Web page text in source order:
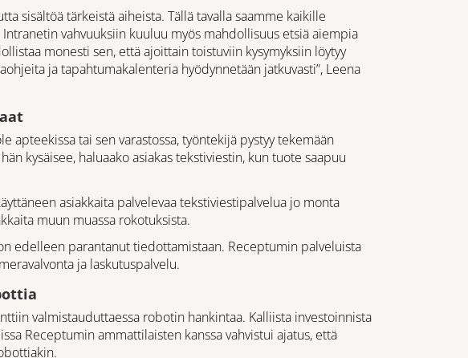
sisältöä tärkeistä aiheista. Tällä tavalla saamme kaikille
vahvuuksiin kuuluu myös mahdollisuus etsiä aiempia
monesti sen, että ajoittain toistuviin kysymyksiin löytyy
ja tapahtumakalenteria hyödynnetään jatkuvasti”, Leena
apteekissa tai sen varastossa, työntekijä pystyy tekemään
kysäisee, haluaako asiakas tekstiviestin, kun tuote saapuu
asiakkaita palvelevaa tekstiviestipalvelua jo monta
muun muassa rokotuksista.
edelleen parantanut tiedottamistaan. Receptumin palveluista
ja laskutuspalvelu.
valmistauduttaessa robotin hankintaa. Kalliista investoinnista
Receptumin ammattilaisten kanssa vahvistui ajatus, että